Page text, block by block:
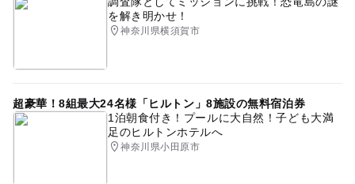
を解き明かせ！
神奈川県横須賀市
超豪華！8組最大24名様「ヒルトン」8施設の無料宿泊券
1泊朝食付き！プールに大自然！子ども大満
足のヒルトンホテルへ
神奈川県小田原市